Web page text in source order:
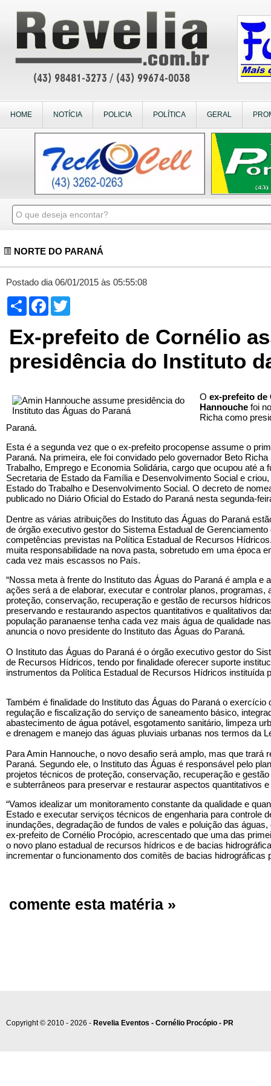
HOME NOTÍCIA POLICIA POLÍTICA GERAL
NORTE DO PARANÁ
Postado dia 06/01/2015 às 05:55:08
Compartilhar
Facebook
Ex-prefeito de Cornélio
presidência do Instituto
O ex-prefeito de
Hannouche foi
Richa como
Paraná.
Esta é a segunda vez que o ex-prefeito procopense assume o
Paraná. Na primeira, ele foi convidado pelo governador Beto
Trabalho, Emprego e Economia Solidária, cargo que ocupou até a
Secretaria de Estado da Família e Desenvolvimento Social e
Estado do Trabalho e Desenvolvimento Social. O decreto de
publicado no Diário Oficial do Estado do Paraná nesta segunda-
Dentre as várias atribuições do Instituto das Águas do Paraná
de órgão executivo gestor do Sistema Estadual de
competências previstas na Política Estadual de Recursos
muita responsabilidade na nova pasta, sobretudo em uma época
cada vez mais escassos no País.
“Nossa meta à frente do Instituto das Águas do Paraná é ampla e
ações será a de elaborar, executar e controlar planos, programas,
proteção, conservação, recuperação e gestão de recursos
preservando e restaurando aspectos quantitativos e qualitativos
população paranaense tenha cada vez mais água de qualidade
anuncia o novo presidente do Instituto das Águas do Paraná.
O Instituto das Águas do Paraná é o órgão executivo gestor do
de Recursos Hídricos, tendo por finalidade oferecer suporte
instrumentos da Política Estadual de Recursos Hídricos instituída
Também é finalidade do Instituto das Águas do Paraná o exercício
regulação e fiscalização do serviço de saneamento básico,
abastecimento de água potável, esgotamento sanitário, limpeza
e drenagem e manejo das águas pluviais urbanas nos termos da
Para Amin Hannouche, o novo desafio será amplo, mas que trará
Paraná. Segundo ele, o Instituto das Águas é responsável pelo
projetos técnicos de proteção, conservação, recuperação e
e subterrâneos para preservar e restaurar aspectos quantitativos
“Vamos idealizar um monitoramento constante da qualidade e
Estado e executar serviços técnicos de engenharia para controle
inundações, degradação de fundos de vales e poluição das
ex-prefeito de Cornélio Procópio, acrescentado que uma das
o novo plano estadual de recursos hídricos e de bacias
incrementar o funcionamento dos comitês de bacias hidrográficas
comente esta matéria »
Copyright © 2010 - 2026 - Revelia Eventos - Cornélio Procópio - PR